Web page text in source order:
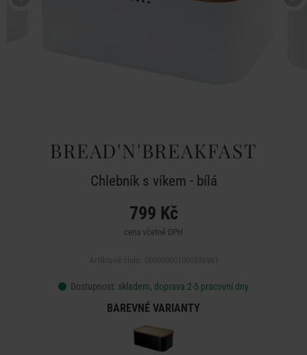
BREAD'N'BREAKFAST
Chlebník s víkem - bílá
799 Kč
cena včetně DPH
Dostupnost: skladem, doprava 2-5 pracovní dny
BAREVNÉ VARIANTY